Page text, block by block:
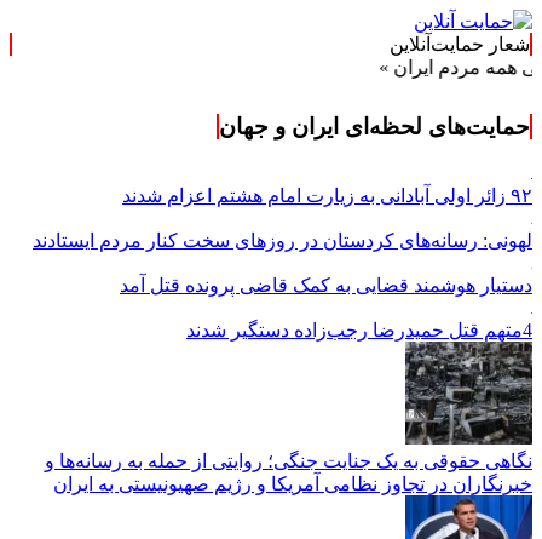
شعار حمایت‌آنلاین
ایران »
حمایت‌های لحظه‌ای ایران و جهان
۹۲ زائر اولی آبادانی به زیارت امام هشتم اعزام شدند
لهونی: رسانه‌های کردستان در روزهای سخت کنار مردم ایستادند
دستیار هوشمند قضایی به کمک قاضی پرونده قتل آمد
4متهم قتل حمیدرضا رجب‌زاده دستگیر شدند
نگاهی حقوقی به یک جنایت جنگی؛ روایتی از حمله به رسانه‌ها و
خبرنگاران در تجاوز نظامی آمریکا و رژیم صهیونیستی به ایران